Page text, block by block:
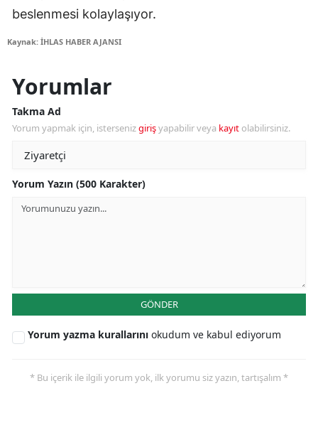
beslenmesi kolaylaşıyor.
Kaynak: İHLAS HABER AJANSI
Yorumlar
Takma Ad
Yorum yapmak için, istersenizgirişyapabilir veya kayıt olabilirsiniz.
Yorum Yazın (500 Karakter)
GÖNDER
Yorum yazma kurallarını okudum ve kabul ediyorum
* Bu içerik ile ilgili yorum yok, ilk yorumu siz yazın, tartışalım *